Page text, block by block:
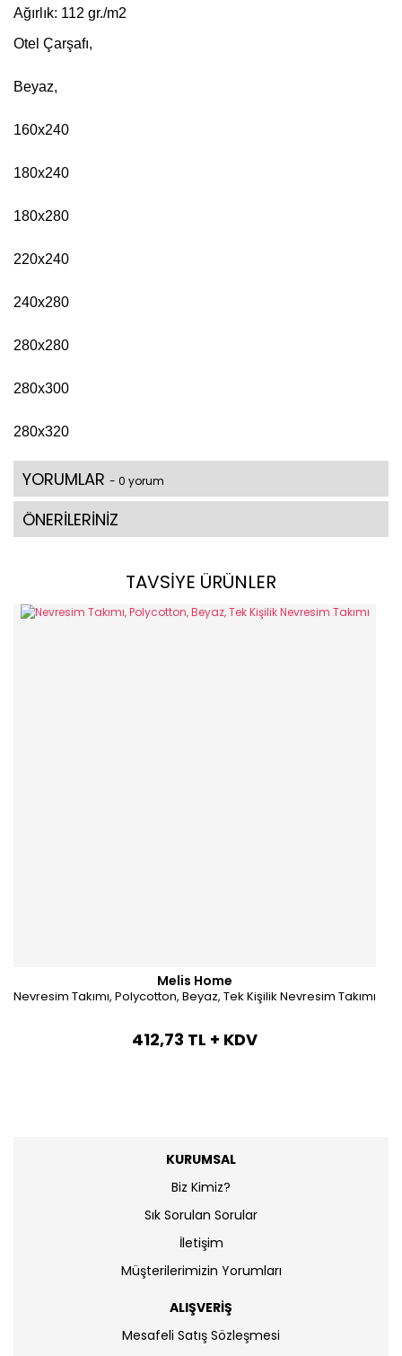
Ağırlık: 112 gr./m2
Otel Çarşafı,
Beyaz,
160x240
180x240
180x280
220x240
240x280
280x280
280x300
280x320
YORUMLAR - 0 yorum
ÖNERİLERİNİZ
TAVSİYE ÜRÜNLER
Melis Home
Nevresim Takımı, Polycotton, Beyaz, Tek Kişilik Nevresim Takımı
412,73 TL + KDV
KURUMSAL
Biz Kimiz?
Sık Sorulan Sorular
İletişim
Müşterilerimizin Yorumları
ALIŞVERİŞ
Mesafeli Satış Sözleşmesi